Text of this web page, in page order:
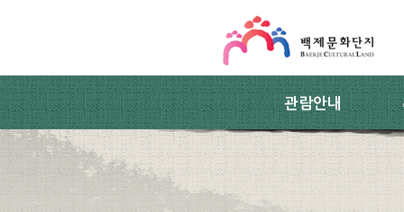
관람안내